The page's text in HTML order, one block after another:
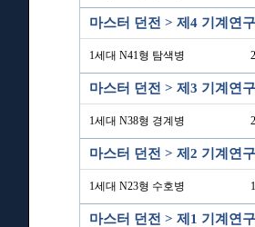
마스터 던전 > 제4 기계연
1세대 N41형 탐색병
마스터 던전 > 제3 기계연
1세대 N38형 경계병
마스터 던전 > 제2 기계연
1세대 N23형 수호병
마스터 던전 > 제1 기계연